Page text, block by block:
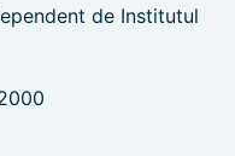
de Institutul